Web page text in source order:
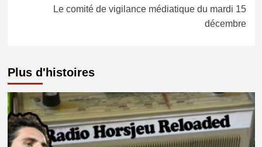
Le comité de vigilance médiatique du mardi 15
décembre
Plus d'histoires